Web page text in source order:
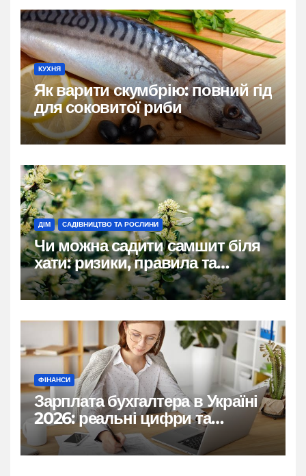
КУХНЯ
Як варити скумбрію: повний гід
для соковитої риби
ДІМ САДІВНИЦТВО ТА РОСЛИНИ
Чи можна садити самшит біля
хати: ризики, правила та
практичні рішення
ФІНАНСИ
Зарплата бухгалтера в Україні
2026: реальні цифри та
нюанси